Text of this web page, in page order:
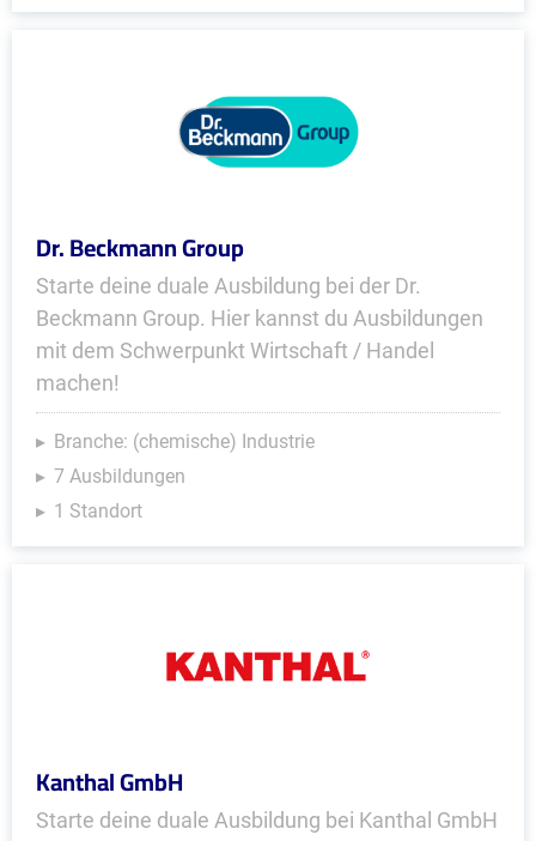
Dr. Beckmann Group
Starte deine duale Ausbildung bei der Dr.
Beckmann Group. Hier kannst du Ausbildungen
mit dem Schwerpunkt Wirtschaft / Handel
machen!
Branche: (chemische) Industrie
7 Ausbildungen
1 Standort
Kanthal GmbH
Starte deine duale Ausbildung bei Kanthal GmbH